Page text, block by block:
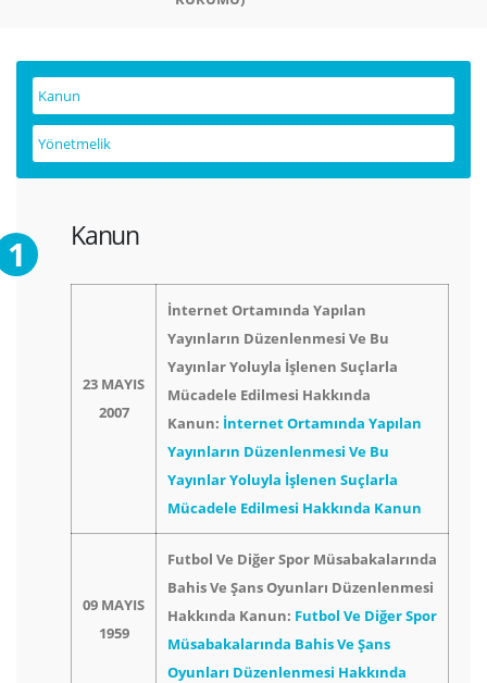
Kanun
Yönetmelik
Kanun
23 MAYIS
2007
İnternet Ortamında Yapılan
Yayınların Düzenlenmesi Ve Bu
Yayınlar Yoluyla İşlenen Suçlarla
Mücadele Edilmesi Hakkında
Kanun: İnternet Ortamında Yapılan
Yayınların Düzenlenmesi Ve Bu
Yayınlar Yoluyla İşlenen Suçlarla
Mücadele Edilmesi Hakkında Kanun
09 MAYIS
1959
Futbol Ve Diğer Spor Müsabakalarında
Bahis Ve Şans Oyunları Düzenlenmesi
Hakkında Kanun: Futbol Ve Diğer Spor
Müsabakalarında Bahis Ve Şans
Oyunları Düzenlenmesi Hakkında